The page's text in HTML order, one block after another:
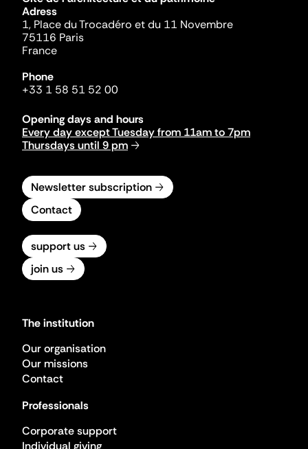
Adress
1, Place du Trocadéro et du 11 Novembre
75116 Paris
France
Phone
+33 1 58 51 52 00
Opening days and hours
Every day except Tuesday from 11am to 7pm
Thursdays until 9 pm
Newsletter subscription
Contact
support us
join us
The institution
Our organisation
Our missions
Contact
Professionals
Corporate support
Individual giving